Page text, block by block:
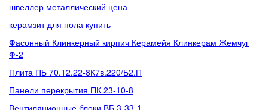
швеллер металлический цена
керамзит для пола купить
Фасонный Клинкерный кирпич Керамейя Клинкерам Жемчуг
Ф-2
Плита ПБ 70.12.22-8К7в.220/Б2.П
Панели перекрытия ПК 23-10-8
Вентиляционные блоки ВБ 3-33-1